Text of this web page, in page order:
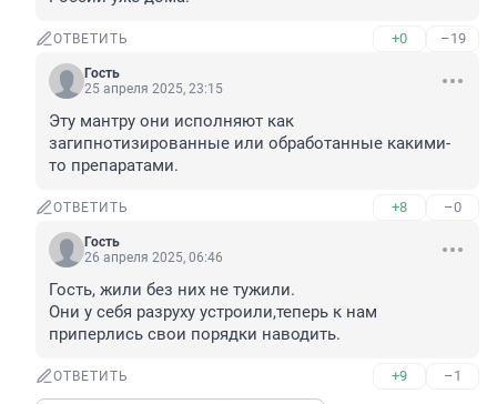
ОТВЕТИТЬ +0 –19
Гость
25 апреля 2025, 23:15
Эту мантру они исполняют как
загипнотизированные или обработанные какими-
то препаратами.
ОТВЕТИТЬ +8 –0
Гость
26 апреля 2025, 06:46
Гость, жили без них не тужили.
Они у себя разруху устроили,теперь к нам
приперлись свои порядки наводить.
ОТВЕТИТЬ +9 –1